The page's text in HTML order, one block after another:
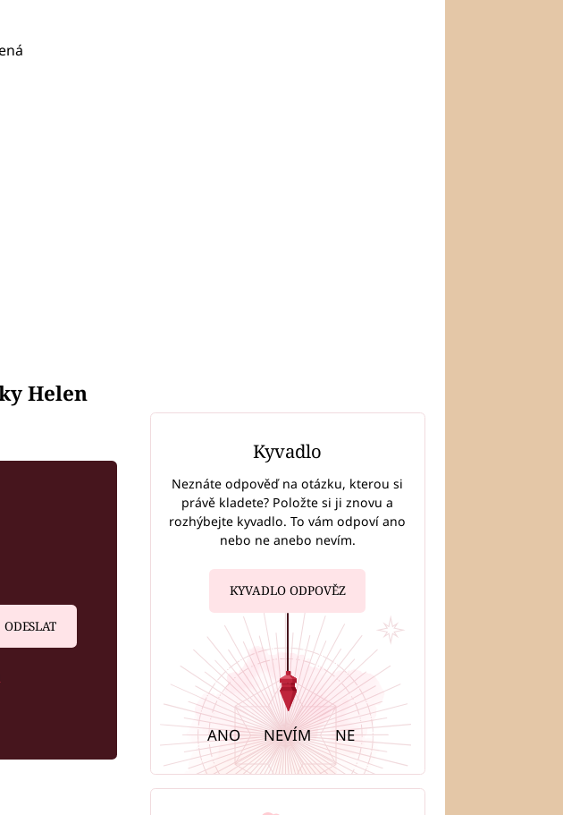
Helen
ODESLAT
Kyvadlo
Neznáte odpověď na otázku, kterou si
právě kladete? Položte si ji znovu a
rozhýbejte kyvadlo. To vám odpoví ano
nebo ne anebo nevím.
KYVADLO ODPOVĚZ
ANO NEVÍM NE